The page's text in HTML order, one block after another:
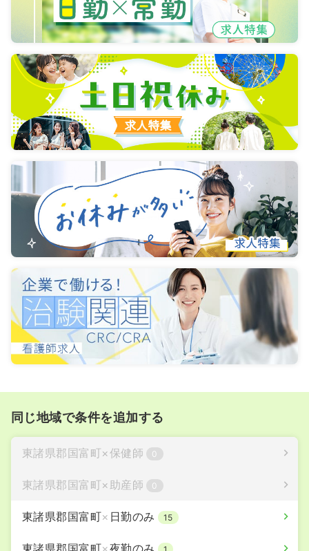
同じ地域で条件を追加する
東諸県郡国富町×保健師 0
東諸県郡国富町×助産師 0
東諸県郡国富町× 日勤のみ 15